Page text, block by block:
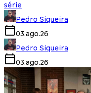
série
Pedro Siqueira
03.ago.26
Pedro Siqueira
03.ago.26